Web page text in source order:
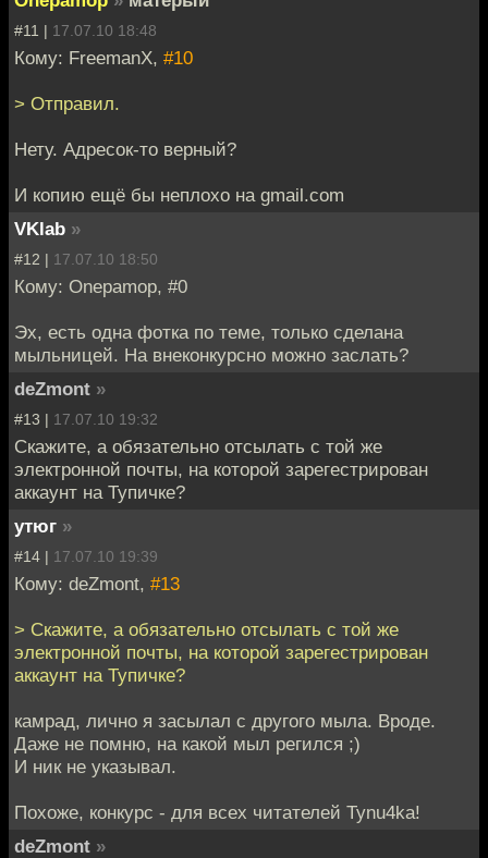
#11 | 17.07.10 18:48
Кому: FreemanX, #10
> Отправил.
Нету. Адресок-то верный?
И копию ещё бы неплохо на gmail.com
VKlab »
#12 | 17.07.10 18:50
Кому: Onepamop, #0
Эх, есть одна фотка по теме, только сделана
мыльницей. На внеконкурсно можно заслать?
deZmont »
#13 | 17.07.10 19:32
Скажите, а обязательно отсылать с той же
электронной почты, на которой зарегестрирован
аккаунт на Тупичке?
утюг »
#14 | 17.07.10 19:39
Кому: deZmont, #13
> Скажите, а обязательно отсылать с той же
электронной почты, на которой зарегестрирован
аккаунт на Тупичке?
камрад, лично я засылал с другого мыла. Вроде.
Даже не помню, на какой мыл регился ;)
И ник не указывал.
Похоже, конкурс - для всех читателей Tynu4ka!
deZmont »